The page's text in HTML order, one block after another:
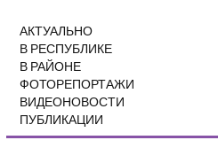
АКТУАЛЬНО
В РЕСПУБЛИКЕ
В РАЙОНЕ
ФОТОРЕПОРТАЖИ
ВИДЕОНОВОСТИ
ПУБЛИКАЦИИ